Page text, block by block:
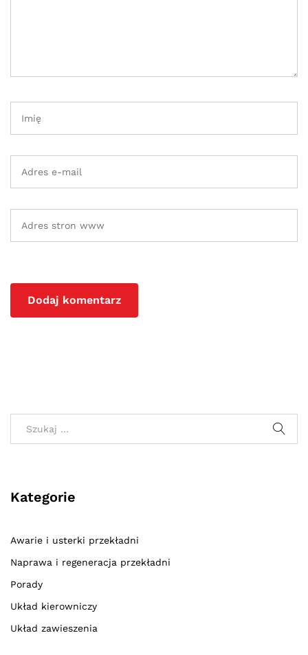
Kategorie
Awarie i usterki przekładni
Naprawa i regeneracja przekładni
Porady
Układ kierowniczy
Układ zawieszenia